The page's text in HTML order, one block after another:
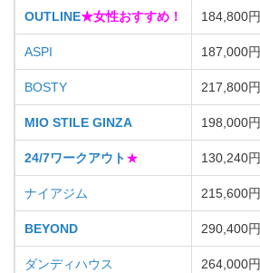
OUTLINE★女性おすすめ！ 184,800円
ASPI 187,000円
BOSTY 217,800円
MIO STILE GINZA 198,000円
24/7ワークアウト★ 130,240円
ナイアジム 215,600円
BEYOND 290,400円
ダンディハウス 264,000円